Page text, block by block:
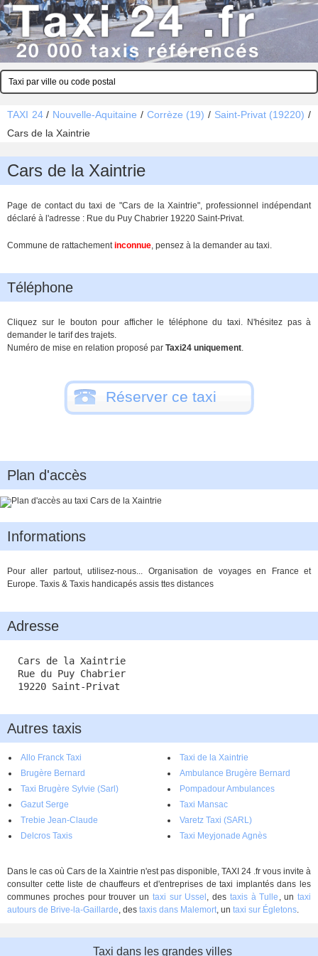
TAXI 24/ Nouvelle-Aquitaine / Corrèze (19) / Saint-Privat (19220) /
Cars de la Xaintrie
Cars de la Xaintrie
Page de contact du taxi de "Cars de la Xaintrie", professionnel indépendant
déclaré à l'adresse : Rue du Puy Chabrier 19220 Saint-Privat.
Commune de rattachementinconnue, pensez à la demander au taxi.
Téléphone
Cliquez sur le bouton pour afficher le téléphone du taxi. N'hésitez pas à
demander le tarif des trajets.
Numéro de mise en relation proposé par Taxi24 uniquement.
Réserver ce taxi
Plan d'accès
Informations
Pour aller partout, utilisez-nous... Organisation de voyages en France et
Europe. Taxis & Taxis handicapés assis ttes distances
Adresse
Cars de la Xaintrie
Rue du Puy Chabrier
19220 Saint-Privat
Autres taxis
Allo Franck Taxi
Taxi de la Xaintrie
Brugère Bernard
Ambulance Brugère Bernard
Taxi Brugère Sylvie (Sarl)
Pompadour Ambulances
Gazut Serge
Taxi Mansac
Trebie Jean-Claude
Varetz Taxi (SARL)
Delcros Taxis
Taxi Meyjonade Agnès
Dans le cas où Cars de la Xaintrie n'est pas disponible, TAXI 24 .fr vous invite à
consulter cette liste de chauffeurs et d'entreprises de taxi implantés dans les
communes proches pour trouver un taxi sur Ussel , des taxis à Tulle , untaxi
autours de Brive-la-Gaillarde, des taxis dans Malemort, un taxi sur Égletons.
Taxi dans les grandes villes